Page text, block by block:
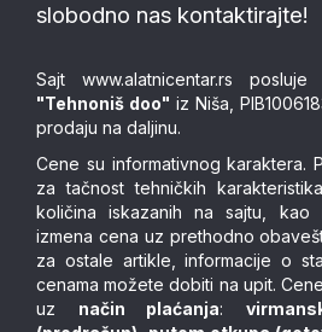
slobodno nas kontaktirajte!
Sajt www.alatnicentar.rs posluje
"Tehnoniš doo" iz Niša,
prodaju na daljinu.
Cene su informativnog karaktera.
za tačnost tehničkih
količina iskazanih na sajtu,
izmena cena uz prethodno
za ostale artikle, informacije o
cenama možete dobiti na upit.
uz način plaćanja: